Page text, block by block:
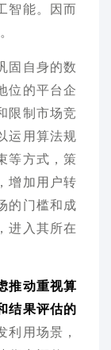
智能。因而
固自身的数
位的平台企
限制市场竞
运用算法规
等方式，策
增加用户转
的门槛和成
进入其所在
推动重视算
结果评估的
利用场景，